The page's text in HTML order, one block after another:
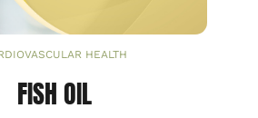
HEALTH
FISH OIL